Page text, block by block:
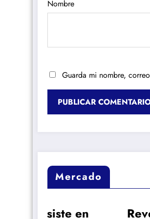
Nombre
Guarda mi nombre,
Mercado
Revelan que la